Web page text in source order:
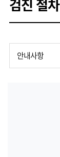
검진 절차
안내사항